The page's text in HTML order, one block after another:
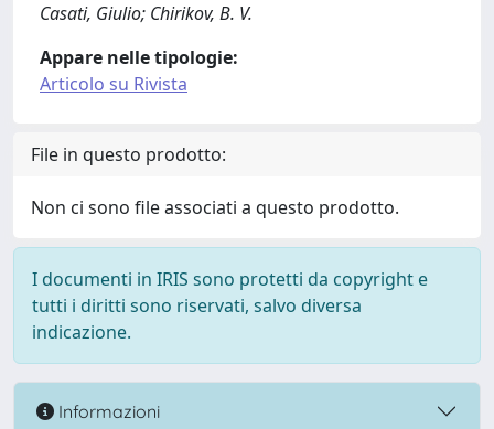
Casati, Giulio; Chirikov, B. V.
Appare nelle tipologie:
Articolo su Rivista
File in questo prodotto:
Non ci sono file associati a questo prodotto.
I documenti in IRIS sono protetti da copyright e
tutti i diritti sono riservati, salvo diversa
indicazione.
Informazioni